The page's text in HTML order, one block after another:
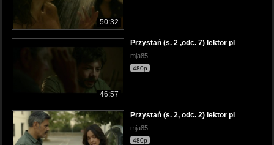
50:32
46:57
Przystań (s. 2 ,odc. 7) lektor pl
mja85
480p
Przystań (s. 2, odc. 2) lektor pl
mja85
480p